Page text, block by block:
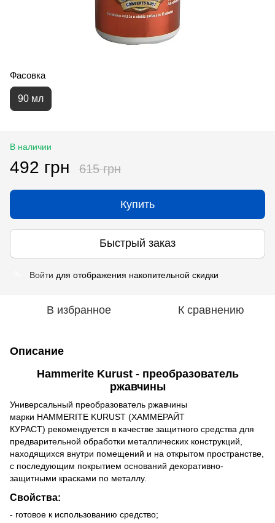
Фасовка
90 мл
В наличии
492 грн 615 грн
Купить
Быстрый заказ
Войти для отображения накопительной скидки
В избранное К сравнению
Описание
Hammerite Kurust - преобразователь
ржавчины
Универсальный преобразователь ржавчины
марки HAMMERITE KURUST (ХАММЕРАЙТ
КУРАСТ) рекомендуется в качестве защитного средства для
предварительной обработки металлических конструкций,
находящихся внутри помещений и на открытом пространстве,
с последующим покрытием оснований декоративно-
защитными красками по металлу.
Свойства:
- готовое к использованию средство;